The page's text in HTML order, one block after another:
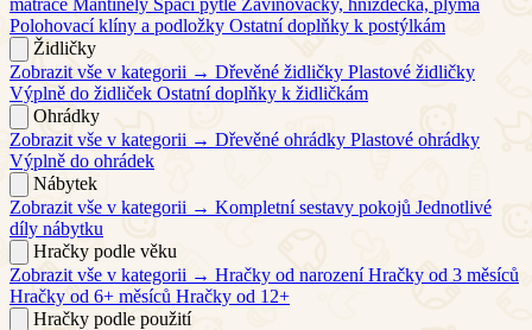
Polohovací klíny a podložky Ostatní doplňky k postýlkám
Židličky
Zobrazit vše v kategorii → Dřevěné židličky Plastové židličky
Výplně do židliček Ostatní doplňky k židličkám
Ohrádky
Zobrazit vše v kategorii → Dřevěné ohrádky Plastové ohrádky
Výplně do ohrádek
Nábytek
Zobrazit vše v kategorii → Kompletní sestavy pokojů Jednotlivé
díly nábytku
Hračky podle věku
Zobrazit vše v kategorii → Hračky od narození Hračky od 3 měsíců
Hračky od 6+ měsíců Hračky od 12+
Hračky podle použití